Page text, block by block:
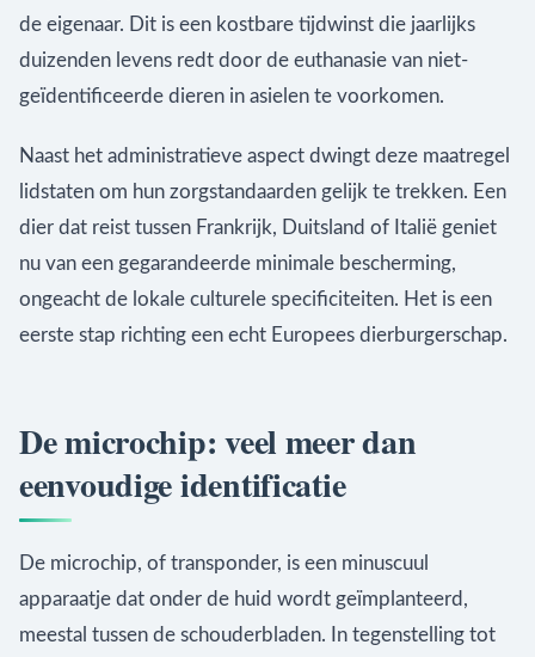
de eigenaar. Dit is een kostbare tijdwinst die jaarlijks
duizenden levens redt door de euthanasie van niet-
geïdentificeerde dieren in asielen te voorkomen.
Naast het administratieve aspect dwingt deze maatregel
lidstaten om hun zorgstandaarden gelijk te trekken. Een
dier dat reist tussen Frankrijk, Duitsland of Italië geniet
nu van een gegarandeerde minimale bescherming,
ongeacht de lokale culturele specificiteiten. Het is een
eerste stap richting een echt Europees dierburgerschap.
De microchip: veel meer dan
eenvoudige identificatie
De microchip, of transponder, is een minuscuul
apparaatje dat onder de huid wordt geïmplanteerd,
meestal tussen de schouderbladen. In tegenstelling tot